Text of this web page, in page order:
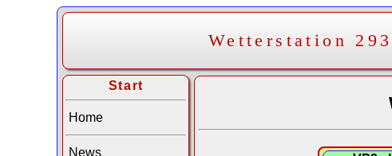
Wetterstation
Start
Home
News